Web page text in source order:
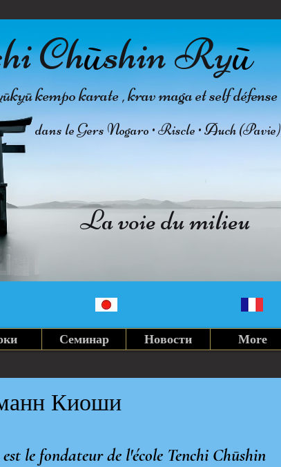
Chūshin Ryū
La voie du milieu
kempo karate , krav maga et self défense
dans le Gers Nogaro • Riscle • Auch (Pavie)
Семинар Новости More
Киоши
le fondateur de l'école Tenchi Chūshin